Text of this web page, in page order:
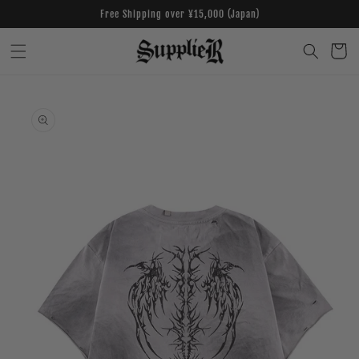
content
Free Shipping over ¥15,000 (Japan)
Cart
product
information